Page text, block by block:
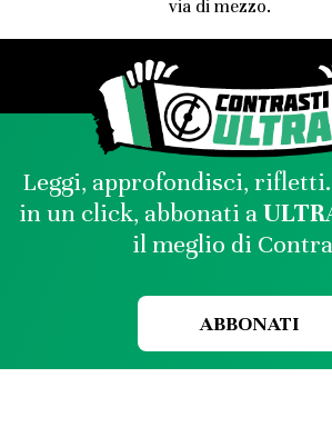
via di mezzo.
Leggi, approfondisci,
in un click, abbonati a
il meglio di
ABBONATI